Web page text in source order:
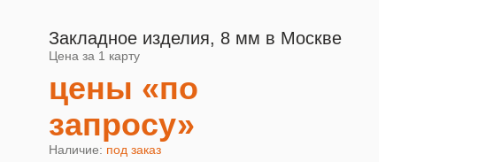
Закладное изделия, 8 мм в Москве
Цена за 1 карту
цены «по
запросу»
Наличие: под заказ